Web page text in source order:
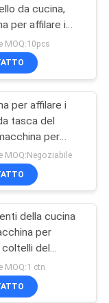
affila
da cucina,
per affilare i
ruota di
dell'ABS
MOQ:10pcs
per affilare i
tasca del
per
coltelli Choice
unici
MOQ:Negoziabile
della cucina
per
coltelli del
tungsteno
per l'affilatrice
del coltello
MOQ:1 ctn